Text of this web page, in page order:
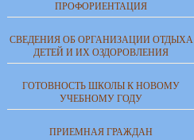
ПРОФОРИЕНТАЦИЯ
СВЕДЕНИЯ ОБ ОРГАНИЗАЦИИ ОТДЫХА
ДЕТЕЙ И ИХ ОЗДОРОВЛЕНИЯ
ГОТОВНОСТЬ ШКОЛЫ К НОВОМУ
УЧЕБНОМУ ГОДУ
ПРИЕМНАЯ ГРАЖДАН